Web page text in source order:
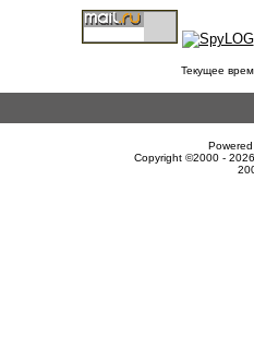
Текущее
Copyright ©2000 -